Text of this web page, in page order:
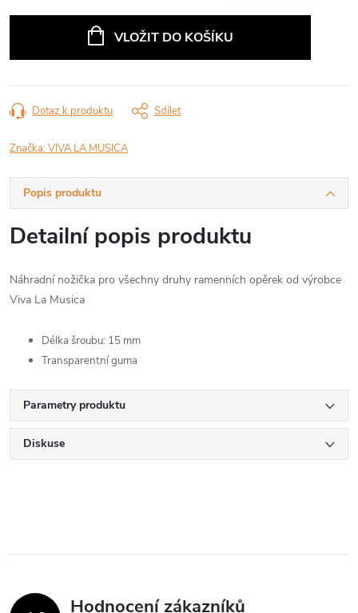
VLOŽIT DO KOŠÍKU
Dotaz k produktu Sdílet
Značka:VIVA LA MUSICA
Popis produktu
Detailní popis produktu
Náhradní nožička pro všechny druhy ramenních opěrek od výrobce
Viva La Musica
Délka šroubu: 15 mm
Transparentní guma
Parametry produktu
Diskuse
Hodnocení zákazníků